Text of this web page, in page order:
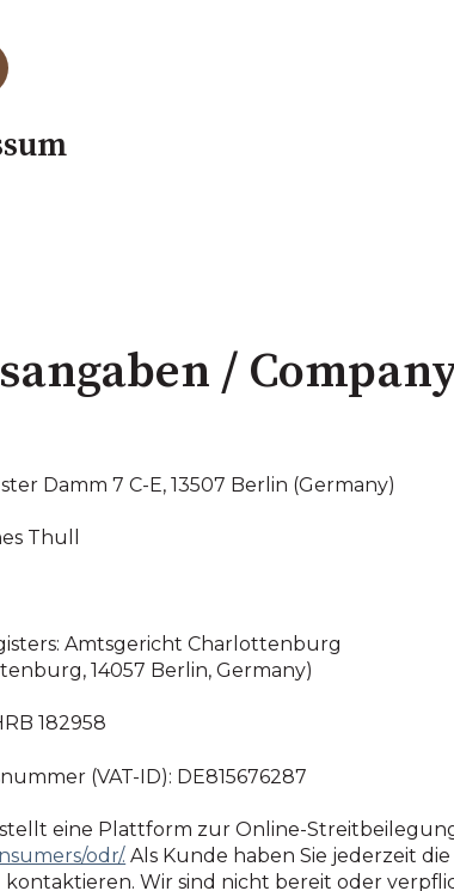
/
Damm 7 C-E, 13507 Berlin (Germany)
Thull
Amtsgericht Charlottenburg
14057 Berlin, Germany)
182958
(VAT-ID): DE815676287
stellt eine Plattform zur Online-
odr/. Als Kunde haben Sie jederzeit
kontaktieren. Wir sind nicht bereit oder